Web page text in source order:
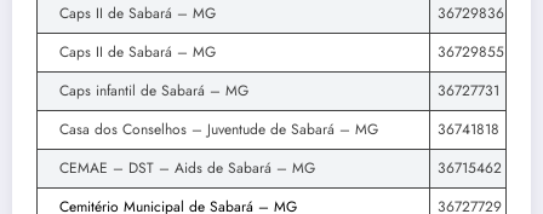
Caps II de Sabará – MG
36729836
Caps II de Sabará – MG
36729855
Caps infantil de Sabará – MG
36727731
Casa dos Conselhos – Juventude de Sabará – MG
36741818
CEMAE – DST – Aids de Sabará – MG
36715462
Cemitério Municipal de Sabará – MG
36727729